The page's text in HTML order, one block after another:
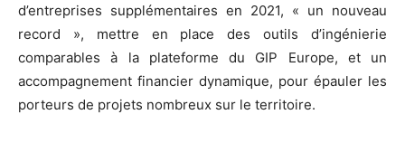
d’entreprises supplémentaires en 2021, « un nouveau
record », mettre en place des outils d’ingénierie
comparables à la plateforme du GIP Europe, et un
accompagnement financier dynamique, pour épauler les
porteurs de projets nombreux sur le territoire.